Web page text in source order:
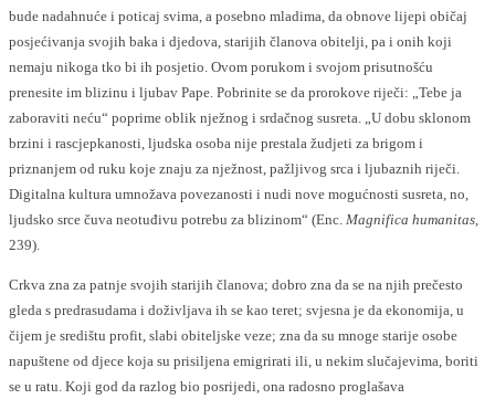
bude nadahnuće i poticaj svima, a posebno mladima, da obnove lijepi običaj
posjećivanja svojih baka i djedova, starijih članova obitelji, pa i onih koji
nemaju nikoga tko bi ih posjetio. Ovom porukom i svojom prisutnošću
prenesite im blizinu i ljubav Pape. Pobrinite se da prorokove riječi: „Tebe ja
zaboraviti neću“ poprime oblik nježnog i srdačnog susreta. „U dobu sklonom
brzini i rascjepkanosti, ljudska osoba nije prestala žudjeti za brigom i
priznanjem od ruku koje znaju za nježnost, pažljivog srca i ljubaznih riječi.
Digitalna kultura umnožava povezanosti i nudi nove mogućnosti susreta, no,
ljudsko srce čuva neotuđivu potrebu za blizinom“ (Enc. Magnifica humanitas,
239).
Crkva zna za patnje svojih starijih članova; dobro zna da se na njih prečesto
gleda s predrasudama i doživljava ih se kao teret; svjesna je da ekonomija, u
čijem je središtu profit, slabi obiteljske veze; zna da su mnoge starije osobe
napuštene od djece koja su prisiljena emigrirati ili, u nekim slučajevima, boriti
se u ratu. Koji god da razlog bio posrijedi, ona radosno proglašava